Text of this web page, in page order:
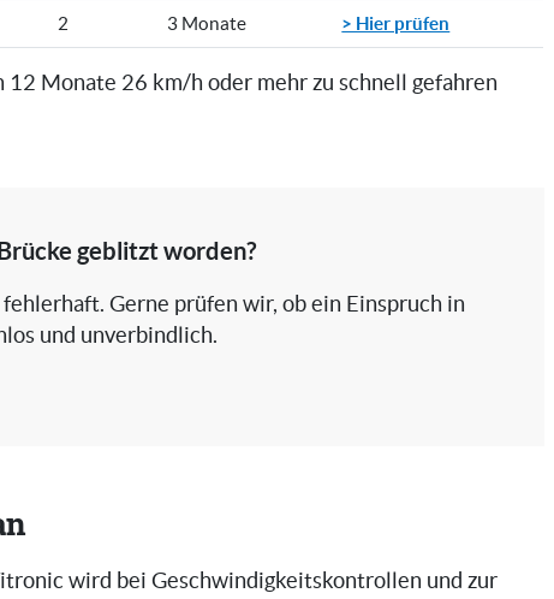
2 3 Monate > Hier prüfen
Monate 26 km/h oder mehr zu schnell gefahren
geblitzt worden?
Gerne prüfen wir, ob ein Einspruch in
und unverbindlich.
wird bei Geschwindigkeitskontrollen und zur